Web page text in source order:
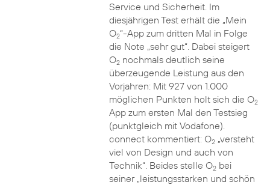
Service und Sicherheit. Im
diesjährigen Test erhält die „Mein
O2“-App zum dritten Mal in Folge
die Note „sehr gut“. Dabei steigert
O2nochmals deutlich seine
überzeugende Leistung aus den
Vorjahren: Mit 927 von 1.000
möglichen Punkten holt sich die O2
App zum ersten Mal den Testsieg
(punktgleich mit Vodafone).
connect kommentiert: O2„versteht
viel von Design und auch von
Technik“. Beides stelle O2bei
seiner „leistungsstarken und schön